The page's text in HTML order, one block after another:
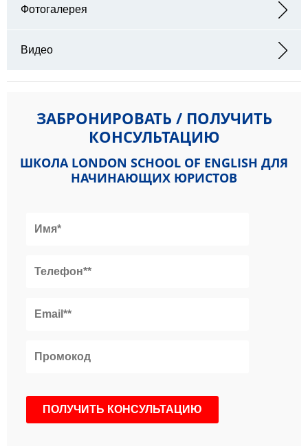
Фотогалерея
Видео
ЗАБРОНИРОВАТЬ / ПОЛУЧИТЬ
КОНСУЛЬТАЦИЮ
ШКОЛА LONDON SCHOOL OF ENGLISH ДЛЯ
НАЧИНАЮЩИХ ЮРИСТОВ